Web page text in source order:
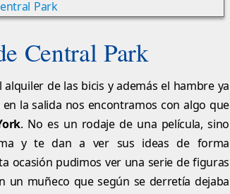
Central Park
de las bicis y además el hambre ya
la salida nos encontramos con algo que
. No es un rodaje de una película, sino
y te dan a ver sus ideas de forma
ocasión pudimos ver una serie de figuras
un muñeco que según se derretía dejaba